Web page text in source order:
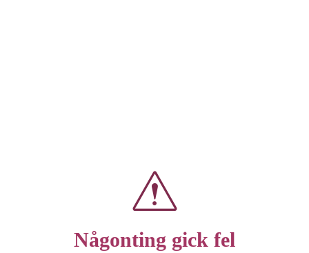
Någonting gick fel